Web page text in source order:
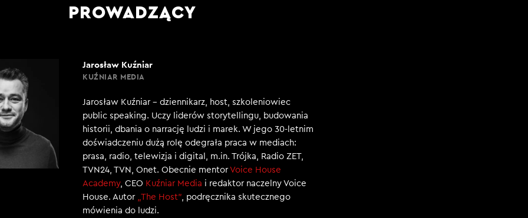
PROWADZĄCY
Jarosław Kuźniar
KUŹNIAR MEDIA
Jarosław Kuźniar – dziennikarz, host, szkoleniowiec
public speaking. Uczy liderów storytellingu, budowania
historii, dbania o narrację ludzi i marek. W jego 30-letnim
doświadczeniu dużą rolę odegrała praca w mediach:
prasa, radio, telewizja i digital, m.in. Trójka, Radio ZET,
TVN24, TVN, Onet. Obecnie mentorVoice House
Academy, CEO Kuźniar Media i redaktor naczelny Voice
House. Autor „The Host”, podręcznika skutecznego
mówienia do ludzi.